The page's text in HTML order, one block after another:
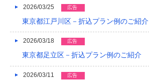
2021/05
2021/04
2026/03/25 広告
東京都江戸川区－折込プラン例のご紹介
2026/03/18 広告
東京都足立区－折込プラン例のご紹介
2026/03/11 広告